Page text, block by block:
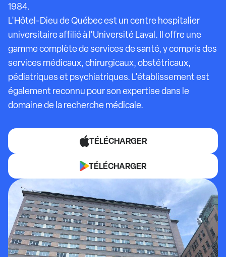
1984.
L'Hôtel-Dieu de Québec est un centre hospitalier
universitaire affilié à l'Université Laval. Il offre une
gamme complète de services de santé, y compris des
services médicaux, chirurgicaux, obstétricaux,
pédiatriques et psychiatriques. L'établissement est
également reconnu pour son expertise dans le
domaine de la recherche médicale.
TÉLÉCHARGER
TÉLÉCHARGER